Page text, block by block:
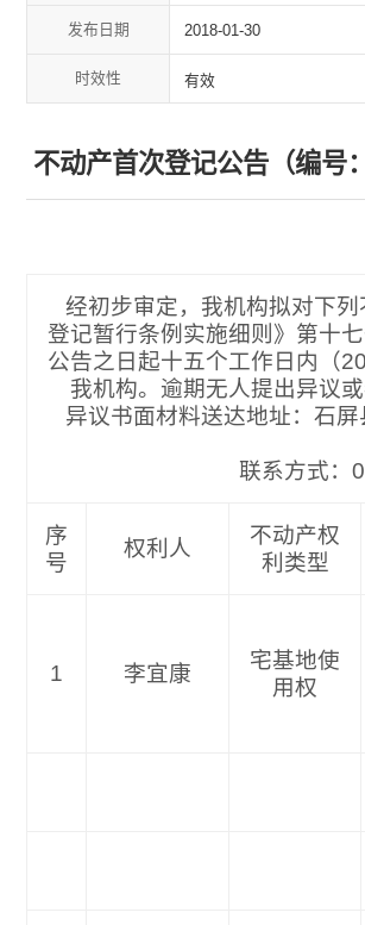
发布日期 2018-01-30
时效性 有效
不动产首次登记公告（编号
经初步审定，我机构拟对下
登记暂行条例实施细则》第十
公告之日起十五个工作日内（
我机构。逾期无人提出异议
异议书面材料送达地址：石
联系方
序
号
权利人
不动产权
利类型
1 李宜康
宅基地使
用权